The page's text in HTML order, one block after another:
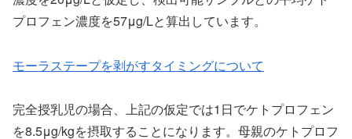
プロフェン濃度を57μg/Lと算出しています。
モーラステープを剥がすタイミングについて
完全授乳児の場合、上記の仮定では1日でケトプロフェン
を8.5μg/kgを摂取することになります。母親のケトプロフ